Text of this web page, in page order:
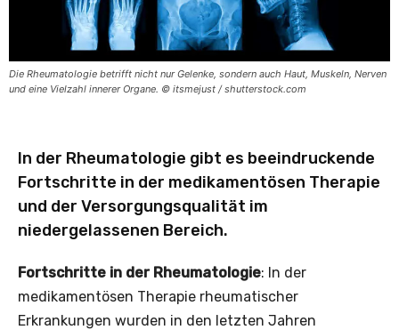
Die Rheumatologie betrifft nicht nur Gelenke, sondern auch Haut, Muskeln, Nerven
und eine Vielzahl innerer Organe. © itsmejust / shutterstock.com
In der Rheumatologie gibt es beeindruckende
Fortschritte in der medikamentösen Therapie
und der Versorgungsqualität im
niedergelassenen Bereich.
Fortschritte in der Rheumatologie: In der
medikamentösen Therapie rheumatischer
Erkrankungen wurden in den letzten Jahren